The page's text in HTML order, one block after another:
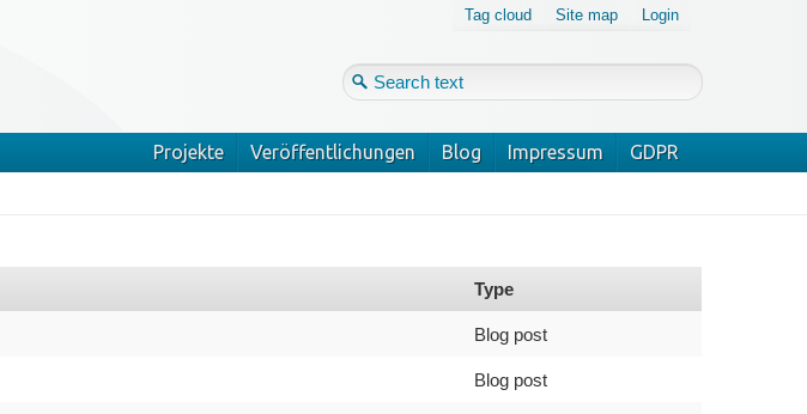
Tag cloud Site map Login
Forgot your password? Login
Projekte Veröffentlichungen Blog Impressum GDPR
Type
Blog post
Blog post